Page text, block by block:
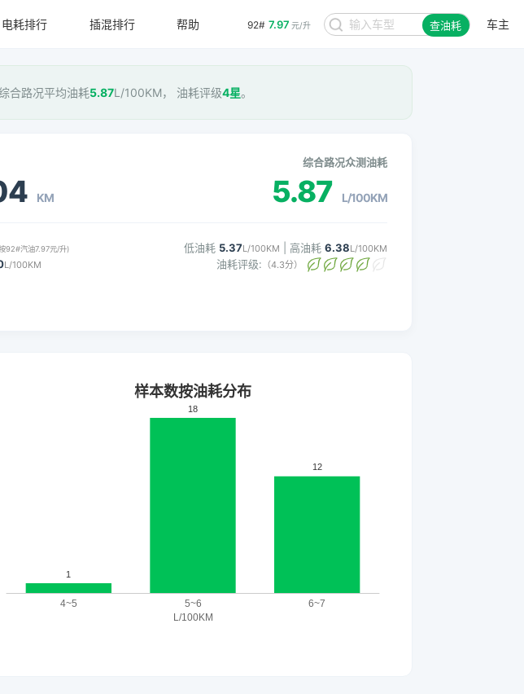
92# 7.97 元/升 查油耗 车主
电耗排行 插混排行 帮助
合路况平均油耗5.87L/100KM， 油耗评级4星。
KM
综合路况众测油耗
5.87 L/100KM
92#汽油7.97元/升)
L/100KM
低油耗 5.37L/100KM | 高油耗 6.38L/100KM
油耗评级: （4.3分）